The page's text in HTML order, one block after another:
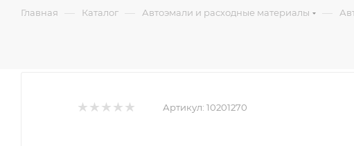
Главная — Каталог — Автоэмали и расходные материалы —
Артикул: 10201270